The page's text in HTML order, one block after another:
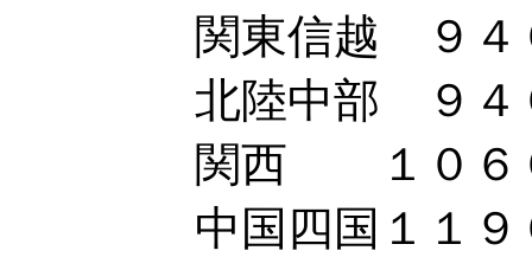
関東信越 ９４
北陸中部 ９４
関西 １０６
中国四国１１９